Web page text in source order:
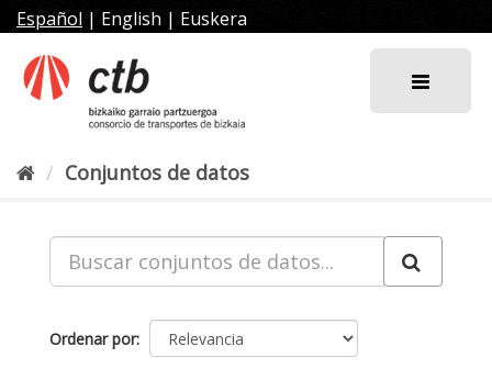
al
contenido
Español | English | Euskera
Conjuntos de datos
Ordenar por